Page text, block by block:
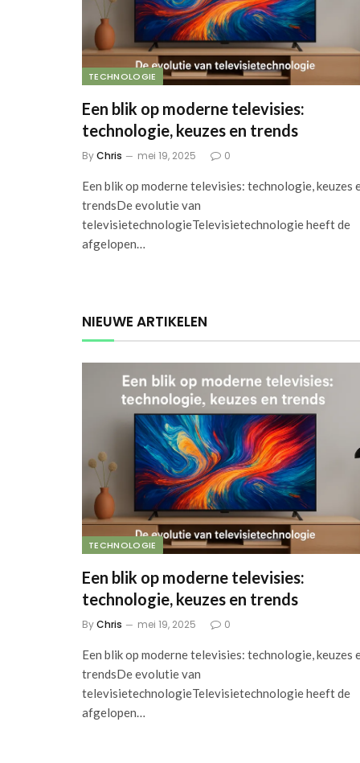
TECHNOLOGIE
Een blik op moderne televisies:
technologie, keuzes en trends
ByChris mei 19, 2025 0
Een blik op moderne televisies: technologie, keuzes
trendsDe evolutie van
televisietechnologieTelevisietechnologie heeft de
afgelopen…
NIEUWE ARTIKELEN
TECHNOLOGIE
Een blik op moderne televisies:
technologie, keuzes en trends
ByChris mei 19, 2025 0
Een blik op moderne televisies: technologie, keuzes
trendsDe evolutie van
televisietechnologieTelevisietechnologie heeft de
afgelopen…